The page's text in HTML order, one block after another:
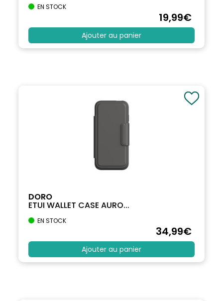
EN STOCK
19,99€
Ajouter au panier
DORO
ETUI WALLET CASE AURO...
EN STOCK
34,99€
Ajouter au panier